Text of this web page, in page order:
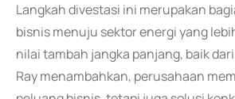
Langkah divestasi ini merupakan
bisnis menuju sektor energi yang
nilai tambah jangka panjang, baik
Ray menambahkan, perusahaan